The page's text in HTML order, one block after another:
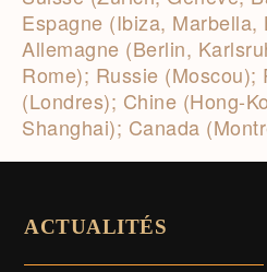
Espagne (Ibiza, Marbella,
Allemagne (Berlin,
Rome); Russie (Moscou);
(Londres); Chine (Hong-
Shanghai); Canada
ACTUALITÉS